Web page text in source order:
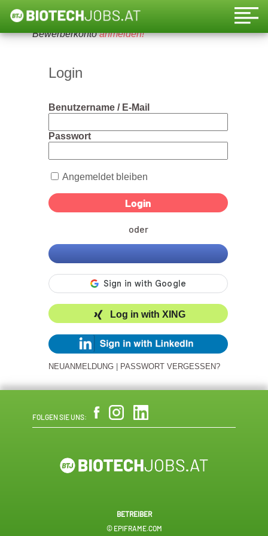
Um diese Funktion nutzen zu können, bitte ein
Bewerberkontoanmelden!
Login
Benutzername / E-Mail
Passwort
Angemeldet bleiben
oder
Log in with XING
NEUANMELDUNG PASSWORT VERGESSEN?
FOLGEN SIE UNS:
BETREIBER
© EPIFRAME.COM